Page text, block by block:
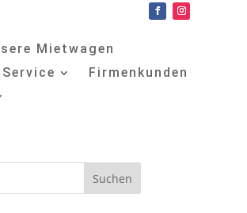
Mietwagen
Firmenkunden
Suchen